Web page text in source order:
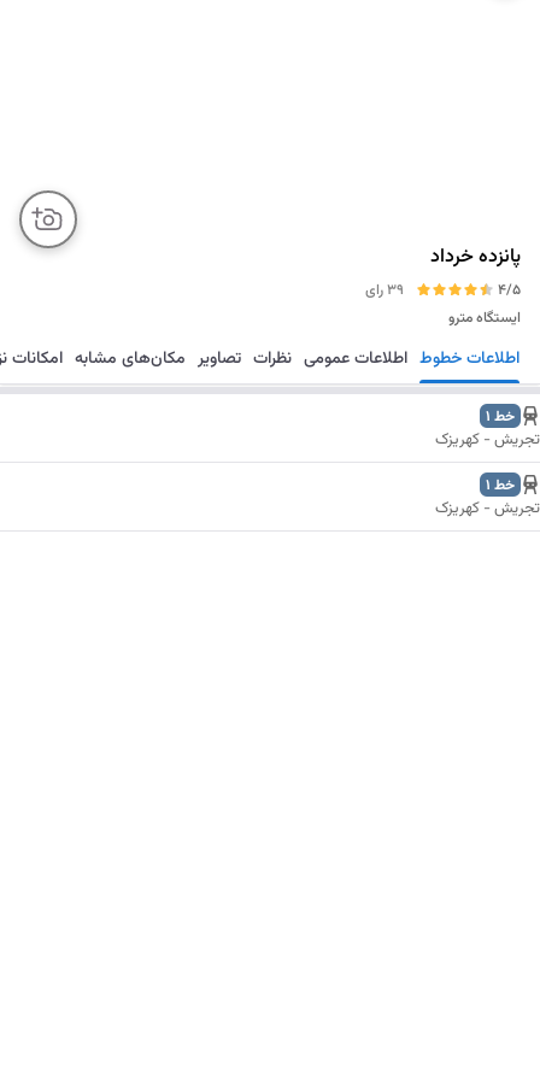
پانزده خرداد
4/5
39 رای
ایستگاه مترو
مسیریابی ذخیره ارسال اطلاعات خطوط اطلاعات عمومی نظرات تصاویر مکان‌های مشابه امکانات
خط 1
تجریش - کهریزک
خط 1
تجریش - کهریزک